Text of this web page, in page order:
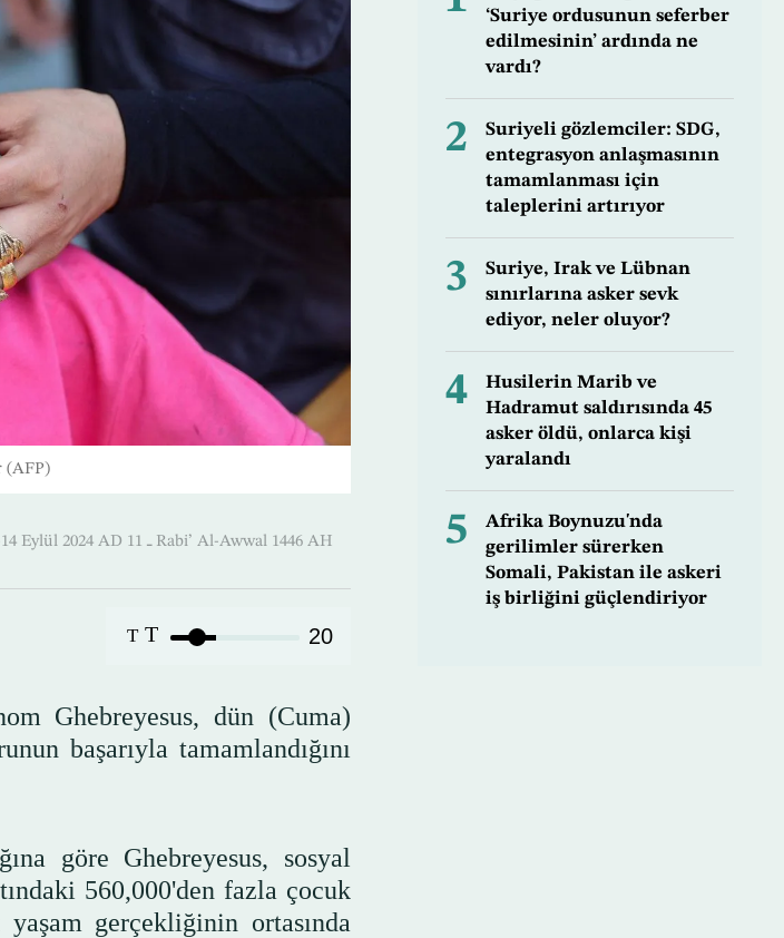
(AFP)
06:42-14 Eylül 2024 AD ـ 11 Rabi’ Al-Awwal 1446 AH
T T 20
Ghebreyesus, dün (Cuma)
başarıyla tamamlandığını
göre Ghebreyesus, sosyal
560,000'den fazla çocuk
gerçekliğinin ortasında
‘Suriye ordusunun seferber
edilmesinin’ ardında ne
vardı?
2
Suriyeli gözlemciler: SDG,
entegrasyon anlaşmasının
tamamlanması için
taleplerini artırıyor
3
Suriye, Irak ve Lübnan
sınırlarına asker sevk
ediyor, neler oluyor?
4
Husilerin Marib ve
Hadramut saldırısında 45
asker öldü, onlarca kişi
yaralandı
5
Afrika Boynuzu'nda
gerilimler sürerken
Somali, Pakistan ile askeri
iş birliğini güçlendiriyor